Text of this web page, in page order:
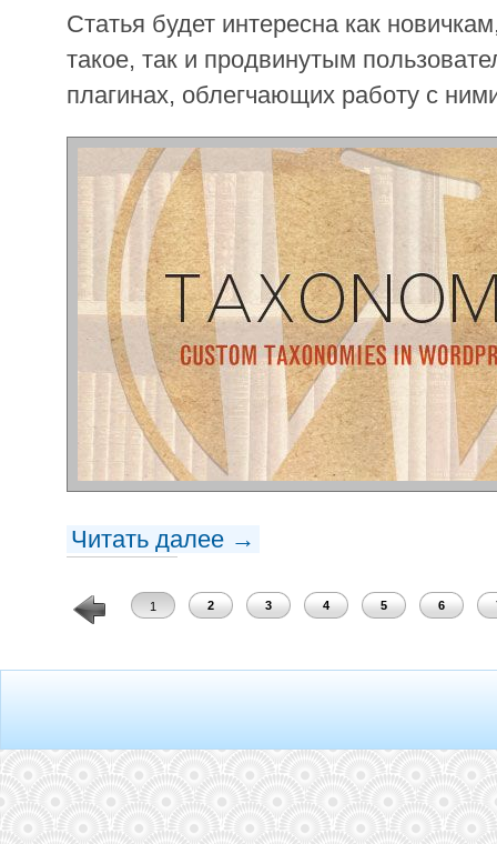
Статья будет интересна как
такое, так и продвинутым
плагинах, облегчающих работу с
Читать далее →
1 2 3 4 5 6